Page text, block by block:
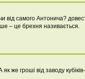
від самого Антонича?
– це брехня називається.
же гроші від заводу